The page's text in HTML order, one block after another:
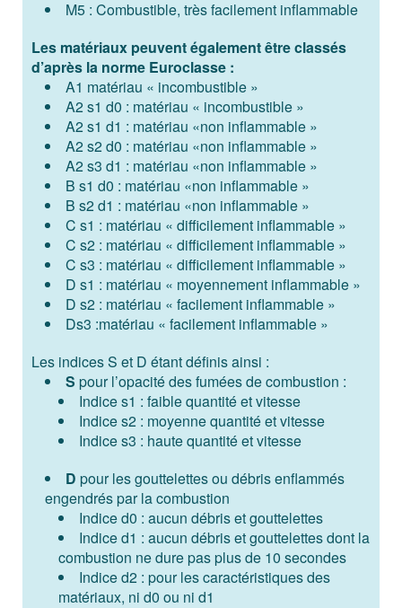
M5 : Combustible, très facilement inflammable
Les matériaux peuvent également être classés
d’après la norme Euroclasse :
A1 matériau « incombustible »
A2 s1 d0 : matériau « incombustible »
A2 s1 d1 : matériau «non inflammable »
A2 s2 d0 : matériau «non inflammable »
A2 s3 d1 : matériau «non inflammable »
B s1 d0 : matériau «non inflammable »
B s2 d1 : matériau «non inflammable »
C s1 : matériau « difficilement inflammable »
C s2 : matériau « difficilement inflammable »
C s3 : matériau « difficilement inflammable »
D s1 : matériau « moyennement inflammable »
D s2 : matériau « facilement inflammable »
Ds3 :matériau « facilement inflammable »
Les indices S et D étant définis ainsi :
S pour l’opacité des fumées de combustion :
Indice s1 : faible quantité et vitesse
Indice s2 : moyenne quantité et vitesse
Indice s3 : haute quantité et vitesse
D pour les gouttelettes ou débris enflammés
engendrés par la combustion
Indice d0 : aucun débris et gouttelettes
Indice d1 : aucun débris et gouttelettes dont la
combustion ne dure pas plus de 10 secondes
Indice d2 : pour les caractéristiques des
matériaux, ni d0 ou ni d1